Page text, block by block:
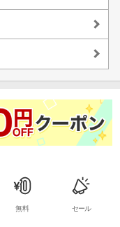
無料 セール